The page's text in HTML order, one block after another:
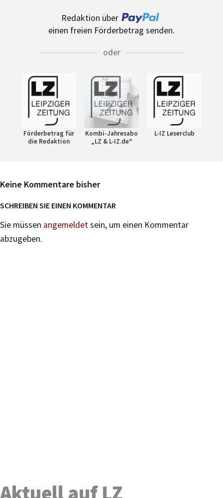
Redaktion über
einen freien Förderbetrag senden.
oder
Förderbetrag für
die Redaktion
Kombi-Jahresabo
„LZ & L-IZ.de“
L-IZ Leserclub
Keine Kommentare bisher
SCHREIBEN SIE EINEN KOMMENTAR
Sie müssen angemeldetsein, um einen Kommentar
abzugeben.
Aktuell auf LZ